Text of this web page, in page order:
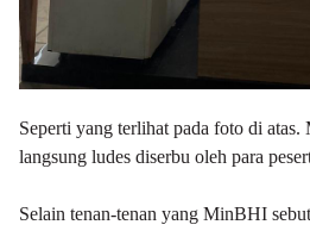
Seperti yang terlihat pada foto di
langsung ludes diserbu oleh para
Selain tenan-tenan yang MinBHI